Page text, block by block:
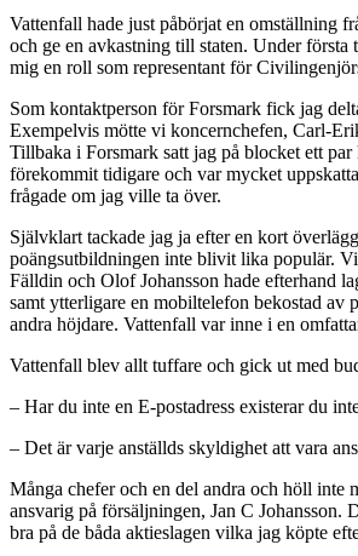
Vattenfall hade just påbörjat en omställning
och ge en avkastning till staten. Under
mig en roll som representant för
Som kontaktperson för Forsmark fick jag
Exempelvis mötte vi koncernchefen, Carl-
Tillbaka i Forsmark satt jag på blocket ett
förekommit tidigare och var mycket
frågade om jag ville ta över.
Självklart tackade jag ja efter en kort
poängsutbildningen inte blivit lika populär.
Fälldin och Olof Johansson hade efterhand
samt ytterligare en mobiltelefon bekostad av
andra höjdare. Vattenfall var inne i en
Vattenfall blev allt tuffare och gick ut med
– Har du inte en E-postadress existerar du
– Det är varje anställds skyldighet att vara
Många chefer och en del andra och höll inte
ansvarig på försäljningen, Jan C
bra på de båda aktieslagen vilka jag köpte